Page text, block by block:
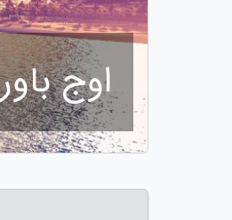
اوج باور